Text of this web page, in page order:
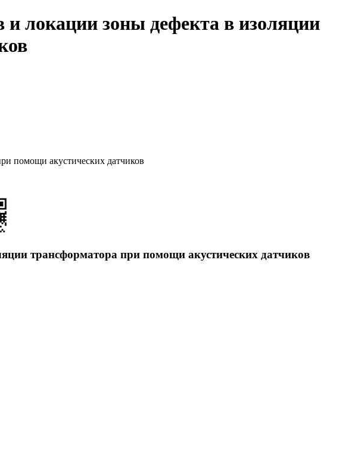
локации зоны дефекта в изоляции
помощи акустических датчиков
трансформатора при помощи акустических датчиков